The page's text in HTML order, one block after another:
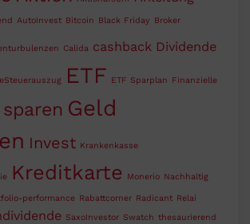
AutoInvest Bitcoin Black Friday Broker
Calida cashback Dividende
eSteuerauszug ETF ETF Sparplan Finanzielle
Geld
Invest Krankenkasse
Kreditkarte Monerio Nachhaltig
performance Rabattcorner Radicant Relai
SaxoInvestor Swatch thesaurierend